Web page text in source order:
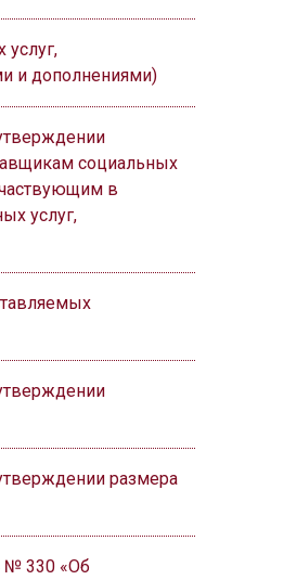
услуг,
и дополнениями)
социальных
в
услуг,
размера
№ 330 «Об